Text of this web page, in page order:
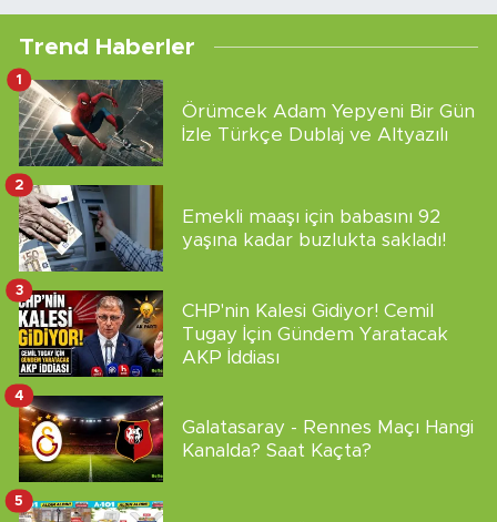
Trend Haberler
Örümcek Adam Yepyeni Bir Gün
İzle Türkçe Dublaj ve Altyazılı
1
Emekli maaşı için babasını 92
yaşına kadar buzlukta sakladı!
2
CHP'nin Kalesi Gidiyor! Cemil
Tugay İçin Gündem Yaratacak
AKP İddiası
3
Galatasaray - Rennes Maçı Hangi
Kanalda? Saat Kaçta?
4
5